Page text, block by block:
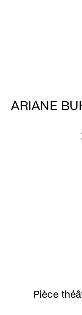
ARIANE
Pièce